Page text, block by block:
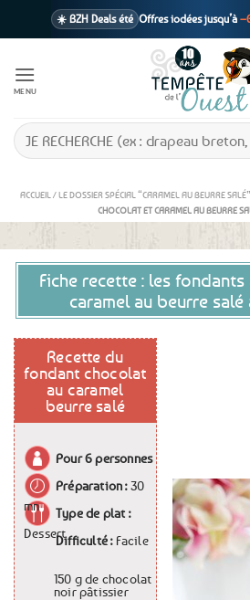
☀️ BZH Deals été Offres iodées jusqu’à
1 cadeau offertdès 39€
En point relais dès 3,95€
MENU
Recherche
pour :
ACCUEIL /LE DOSSIER SPÉCIAL “CARAMEL AU BEURRE SALÉ”
CHOCOLAT ET CARAMEL AU BEURRE
Fiche recette : les
caramel au beurre salé
Recette du
fondant chocolat
au caramel
beurre salé
Pour6 personnes
Préparation :30
mn
Type de plat :
DessertDifficulté :Facile
150 gde chocolat
noir pâtissier